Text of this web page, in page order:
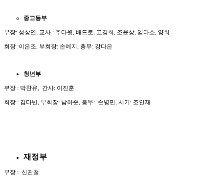
중고등부
부장: 성상연, 교사 : 추다윗, 배드로, 고경희, 조윤상, 임다소, 양희
회장 :이은조, 부회장: 손예지, 총무: 강다은
청년부
부장 : 박찬유, 간사: 이진훈
회장 : 김다빈, 부회장: 남하준, 총무: 손병민, 서기: 조인재
재정부
부장 : 신관철